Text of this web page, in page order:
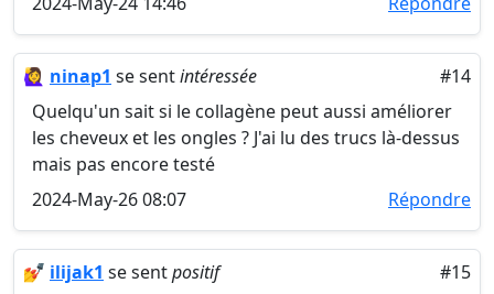
🙋‍♀️ ninap1 se sentintéressée
#14
Quelqu'un sait si le collagène peut aussi améliorer
les cheveux et les ongles ? J'ai lu des trucs là-dessus
mais pas encore testé
2024-May-26 08:07
Répondre
💅 ilijak1 se sentpositif
#15